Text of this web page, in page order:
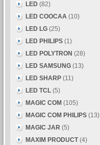
LED (82)
LED COOCAA (10)
LED LG (25)
LED PHILIPS (1)
LED POLYTRON (28)
LED SAMSUNG (13)
LED SHARP (11)
LED TCL (5)
MAGIC COM (105)
MAGIC COM PHILIPS (13)
MAGIC JAR (5)
MAXIM PRODUCT (4)